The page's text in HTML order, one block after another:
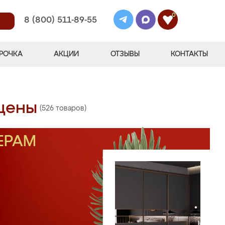
8 (800) 511-89-55
0
АКЦИИ ОТЗЫВЫ КОНТАКТЫ
(526 товаров)